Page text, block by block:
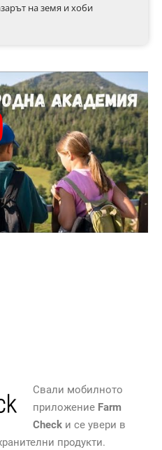
на земя и хоби
Свали мобилното
приложение Farm
Checkи се увери в
продукти.